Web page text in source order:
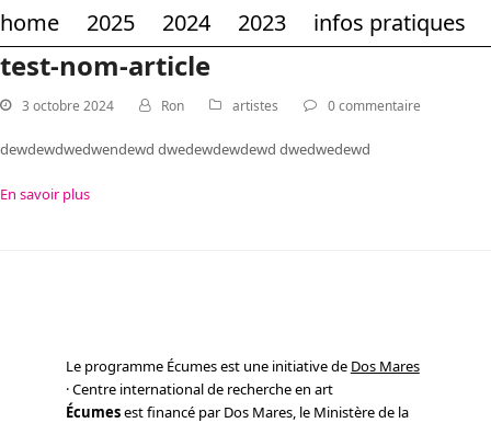
home 2025 2024 2023 infos pratiques
test-nom-article
3 octobre 2024 Ron artistes 0 commentaire
dewdewdwedwendewd dwedewdewdewd dwedwedewd
En savoir plus
Le programme Écumes est une initiative de Dos Mares
· Centre international de recherche en art
Écumesest financé par Dos Mares, le Ministère de la